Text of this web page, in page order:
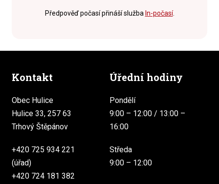
Předpověď počasí přináší služba In-počasí.
Kontakt
Obec Hulice
Hulice 33, 257 63
Trhový Štěpánov
+420 725 934 221
(úřad)
+420 724 181 382
Úřední hodiny
Pondělí
9:00 – 12:00 / 13:00 –
16:00
Středa
9:00 – 12:00